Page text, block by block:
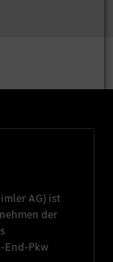
AG) ist
der
End-Pkw